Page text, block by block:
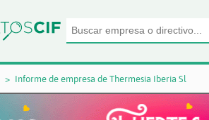
Informe de empresa de Thermesia Iberia Sl